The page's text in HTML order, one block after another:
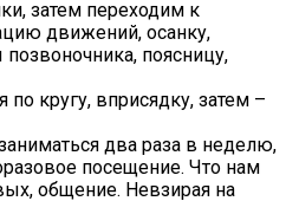
затем переходим к
движений, осанку,
поясницу,
кругу, вприсядку, затем –
два раза в неделю,
посещение. Что нам
общение. Невзирая на